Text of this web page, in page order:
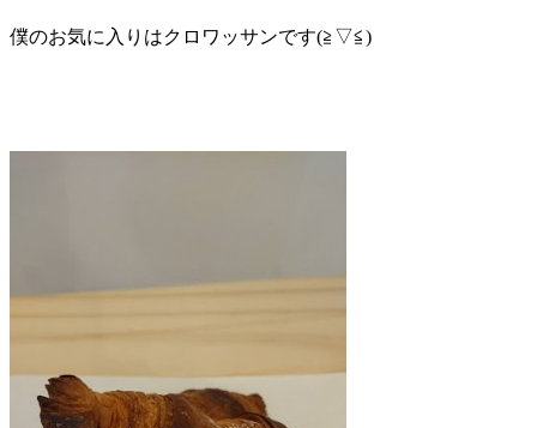
僕のお気に入りはクロワッサンです(≧▽≦)